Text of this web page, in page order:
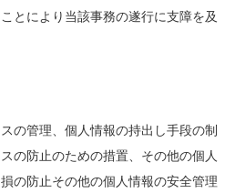
とにより当該事務の遂行に支障を及
の管理、個人情報の持出し手段の制
の防止のための措置、その他の個人
の防止その他の個人情報の安全管理